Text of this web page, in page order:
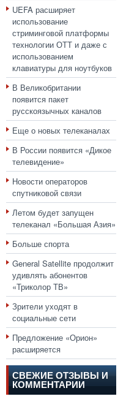
UEFA расширяет
использование
стриминговой платформы
технологии ОТТ и даже с
использованием
клавиатуры для ноутбуков
В Великобритании
появится пакет
русскоязычных каналов
Еще о новых телеканалах
В России появится «Дикое
телевидение»
Новости операторов
спутниковой связи
Летом будет запущен
телеканал «Большая Азия»
Больше спорта
General Satellite продолжит
удивлять абонентов
«Триколор ТВ»
Зрители уходят в
социальные сети
Предложение «Орион»
расширяется
СВЕЖИЕ ОТЗЫВЫ И
КОММЕНТАРИИ